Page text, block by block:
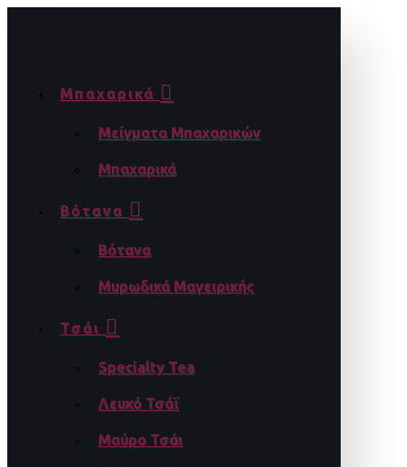
Μπαχαρικά
Μείγματα Μπαχαρικών
Μπαχαρικά
Βότανα
Βότανα
Μυρωδικά Μαγειρικής
Τσάι
Specialty Tea
Λευκό Τσάϊ
Μαύρο Τσάι